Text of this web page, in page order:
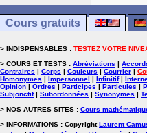
Cours gratuits
> INDISPENSABLES : TESTEZ VOTRE
> COURS ET TESTS : Abréviations |
Contraires | Corps | Couleurs | Courrier |
Homonymes | Impersonnel | Infinitif|
Opinion | Ordres | Participes | Particules |
Subjonctif| Subordonnées | Synonymes |
> NOS AUTRES SITES : Cours
> INFORMATIONS : CopyrightLaurent